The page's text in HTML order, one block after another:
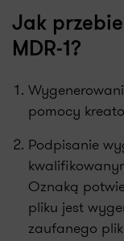
Jak
MDR-1?
pomocy
Podpisanie
Oznaką
pliku jest
zaufanego